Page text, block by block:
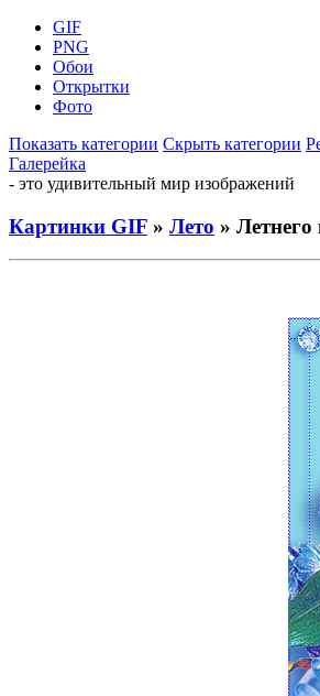
GIF
PNG
Обои
Открытки
Фото
Показать категории Скрыть категории
Галерейка
- это удивительный мир изображений
Картинки GIF » Лето »